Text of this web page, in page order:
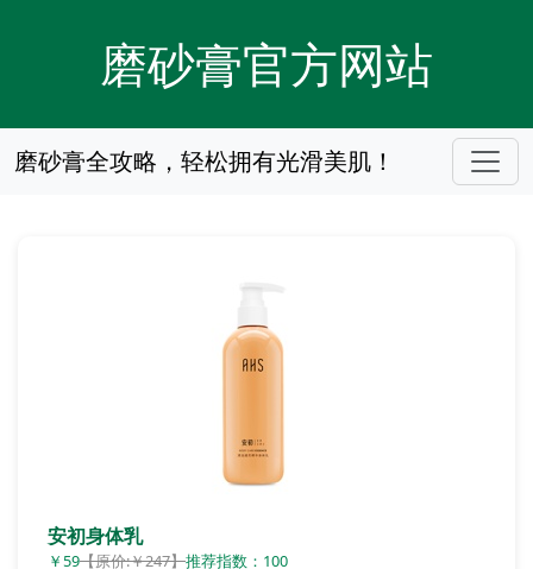
磨砂膏官方网站
磨砂膏全攻略，轻松拥有光滑美肌！
安初身体乳
￥59【原价:￥247】推荐指数：100